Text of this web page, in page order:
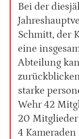
Bei der
Schmitt, der
eine
Abteilung
starke
Wehr 42
20
4